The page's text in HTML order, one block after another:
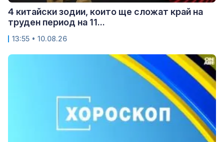
4 китайски зодии, които ще сложат край на
труден период на 11...
13:55 • 10.08.26